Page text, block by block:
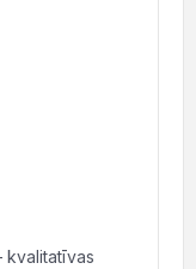
kvalitatīvas